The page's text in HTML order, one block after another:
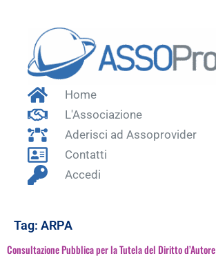
Home
L'Associazione
Aderisci ad Assoprovider
Contatti
Accedi
Tag: ARPA
Consultazione Pubblica per la Tutela del Diritto d’Autore